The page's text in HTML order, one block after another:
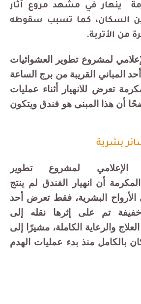
ينهار في مشهد مروع آثار
السكان، كما تسبب سقوطه
من الأتربة.
لمشروع تطوير العشوائيات
المباني القريبة من برج الساعة
تعرض للانهيار أثناء عمليات
أن هذا المبنى هو فندق ويتكون
بشرية
الإعلامي لمشروع تطوير
أن انهيار الفندق لم ينتج
البشرية، فقط تعرض أحد
خفيفة تم على إثرها نقله إلى
والرعاية الكاملة، مشيرًا إلى
بالكامل منذ بدء عمليات الهدم